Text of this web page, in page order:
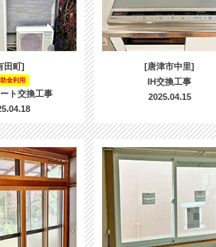
田町]
金利用
ト交換工事
[唐津市中里]
IH交換工事
2025.04.15